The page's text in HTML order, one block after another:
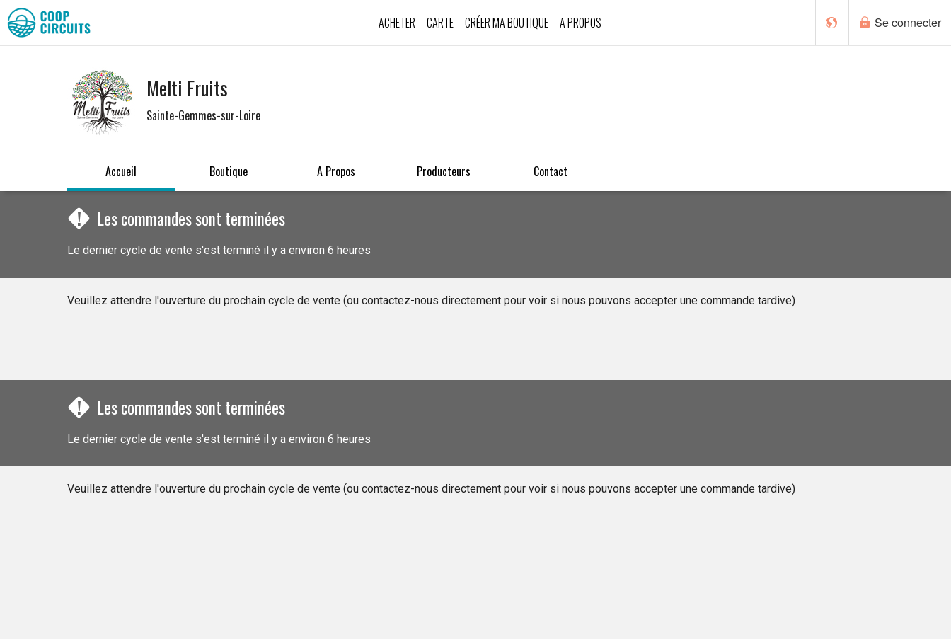
ACHETER CARTE CRÉER MA BOUTIQUE A PROPOS Se connecter
Melti Fruits
Sainte-Gemmes-sur-Loire
Accueil Boutique A Propos Producteurs Contact
! Les commandes sont terminées
Le dernier cycle de vente s'est terminé il y a environ 6 heures
Veuillez attendre l'ouverture du prochain cycle de vente (ou contactez-nous directement pour voir si nous pouvons accepter une commande tardive)
! Les commandes sont terminées
Le dernier cycle de vente s'est terminé il y a environ 6 heures
Veuillez attendre l'ouverture du prochain cycle de vente (ou contactez-nous directement pour voir si nous pouvons accepter une commande tardive)